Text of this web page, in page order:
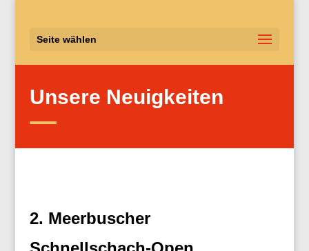
Seite wählen
Unsere Neuigkeiten
2. Meerbuscher